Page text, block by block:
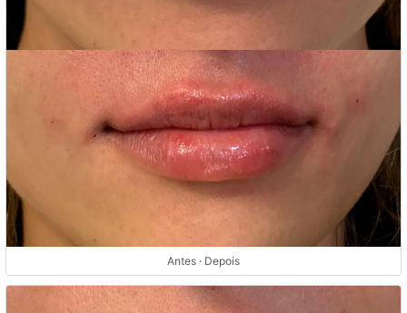
Antes · Depois